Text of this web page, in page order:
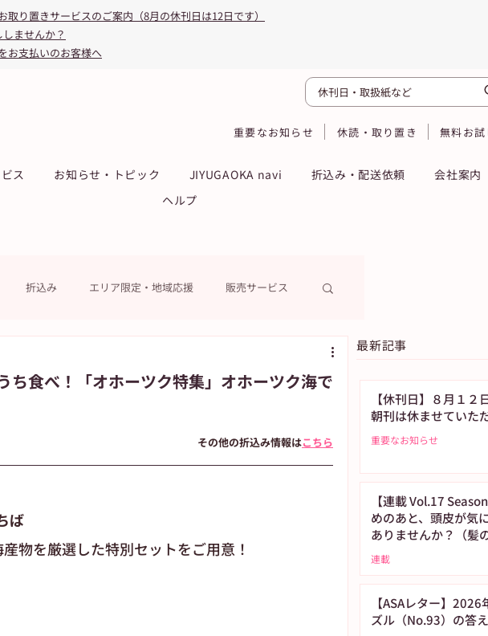
り置きサービスのご案内（8月の休刊日は12日です）
ませんか？
お支払いのお客様へ
休刊日・取扱紙など
重要なお知らせ 休読・取り置き 無料お試
ス お知らせ・トピック JIYUGAOKA navi 折込み・配送依頼 会社案内
ヘルプ
折込み エリア限定・地域応援 販売サービス
ち食べ！「オホーツク特集」オホーツク海で
その他の折込み情報はこちら
ば
物を厳選した特別セットをご用意！
最新記事
【休刊日】８月１２
朝刊は休ませていた
重要なお知らせ
【連載 Vol.17
めのあと、頭皮が気
ありませんか？（髪
TOKYO）
連載
【ASAレター】
ズル（No.93）の答え